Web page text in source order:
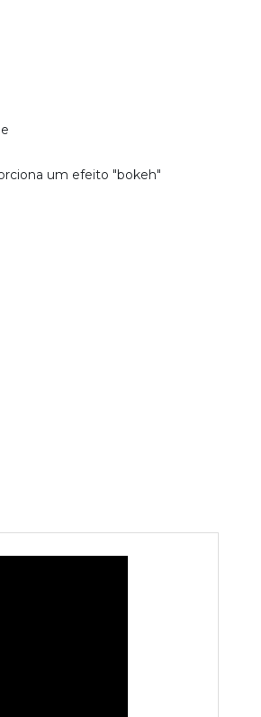
um efeito "bokeh"